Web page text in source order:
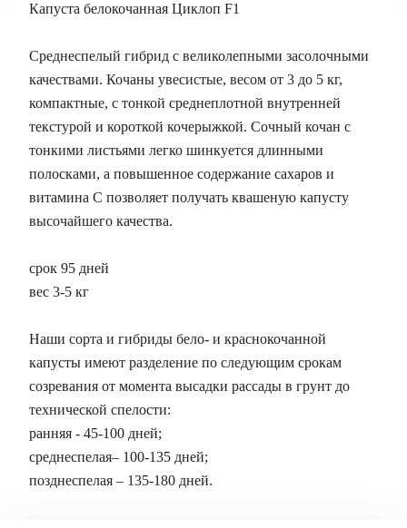
Капуста белокочанная Циклоп F1
Среднеспелый гибрид с великолепными засолочными
качествами. Кочаны увесистые, весом от 3 до 5 кг,
компактные, с тонкой среднеплотной внутренней
текстурой и короткой кочерыжкой. Сочный кочан с
тонкими листьями легко шинкуется длинными
полосками, а повышенное содержание сахаров и
витамина С позволяет получать квашеную капусту
высочайшего качества.
срок 95 дней
вес 3-5 кг
Наши сорта и гибриды бело- и краснокочанной
капусты имеют разделение по следующим срокам
созревания от момента высадки рассады в грунт до
технической спелости:
ранняя - 45-100 дней;
среднеспелая– 100-135 дней;
позднеспелая – 135-180 дней.